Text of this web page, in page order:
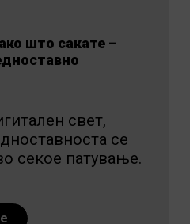
што сакате –
свет,
се
секое патување.